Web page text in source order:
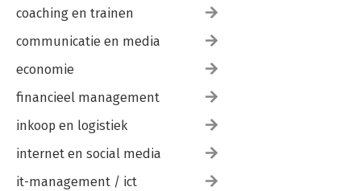
coaching en trainen
communicatie en media
economie
financieel management
inkoop en logistiek
internet en social media
it-management / ict